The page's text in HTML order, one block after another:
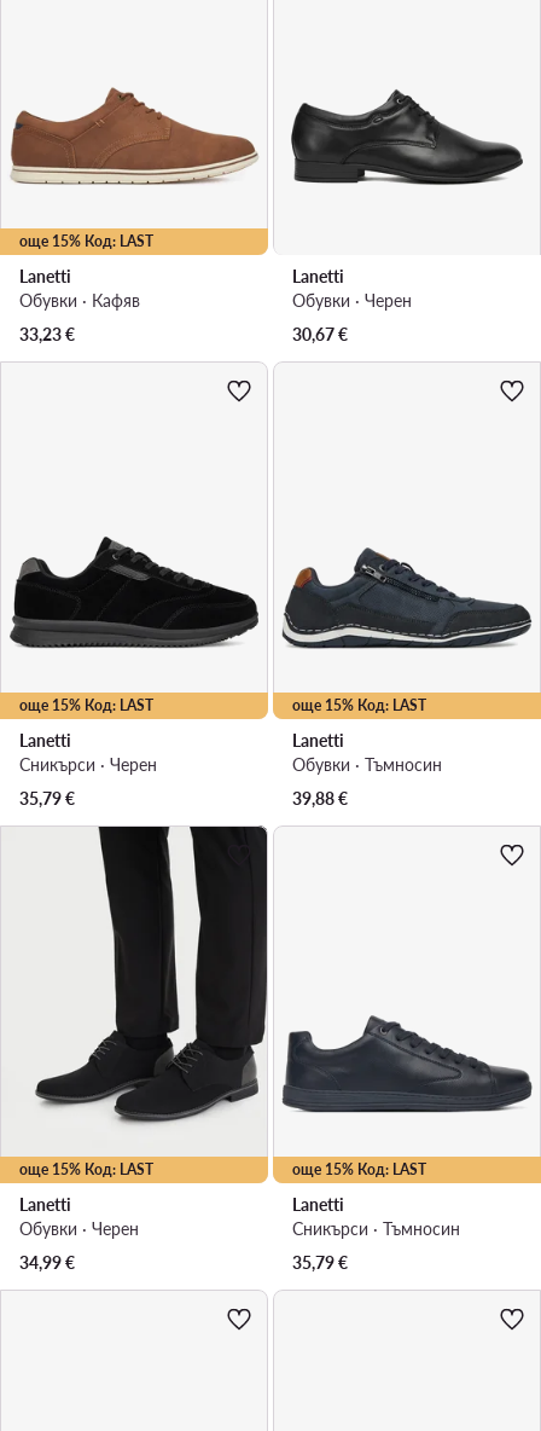
още 15% Код: LAST
Lanetti
Обувки · Кафяв
33,23€
Lanetti
Обувки · Черен
30,67€
още 15% Код: LAST
Lanetti
Сникърси · Черен
35,79€
още 15% Код: LAST
Lanetti
Обувки · Тъмносин
39,88€
още 15% Код: LAST
Lanetti
Обувки · Черен
34,99€
още 15% Код: LAST
Lanetti
Сникърси · Тъмносин
35,79€